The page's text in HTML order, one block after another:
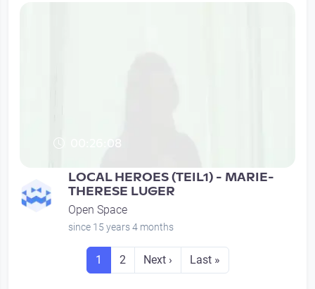
00:26:08
LOCAL HEROES (TEIL1) - MARIE-
THERESE LUGER
Open Space
since 15 years 4 months
Seitennummerierung
Seite
1 Seite
2 Next page
Next › Last page
Last »